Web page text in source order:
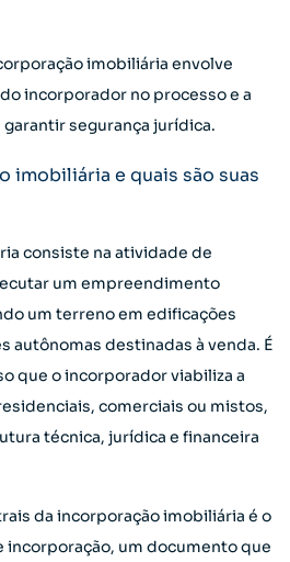
imobiliária envolve
incorporador no processo e a
segurança jurídica.
imobiliária e quais são suas
consiste na atividade de
um empreendimento
um terreno em edificações
autônomas destinadas à venda. É
que o incorporador viabiliza a
comerciais ou mistos,
técnica, jurídica e financeira
da incorporação imobiliária é o
um documento que